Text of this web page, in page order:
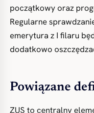
początkowy oraz
Regularne
emerytura z I filaru
dodatkowo
Powiązane
ZUS to centralny